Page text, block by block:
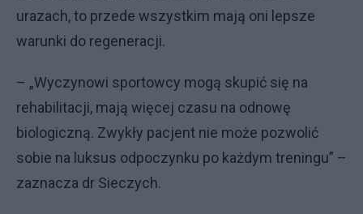
urazach, to przede wszystkim mają oni lepsze
warunki do regeneracji.
– „Wyczynowi sportowcy mogą skupić się na
rehabilitacji, mają więcej czasu na odnowę
biologiczną. Zwykły pacjent nie może pozwolić
sobie na luksus odpoczynku po każdym treningu” –
zaznacza dr Sieczych.